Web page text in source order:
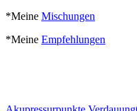
*Meine Mischungen
*Meine Empfehlungen